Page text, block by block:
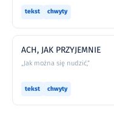
tekst chwyty
ACH, JAK PRZYJEMNIE
„Jak można się nudzić,”
tekst chwyty